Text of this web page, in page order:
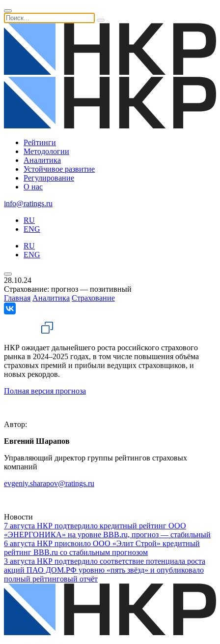
Рейтинги
Методологии
Аналитика
Устойчивое развитие
Регулирование
О нас
info@ratings.ru
RU
ENG
RU
ENG
28.10.24
Страхование: прогноз — позитивный
Главная Аналитика Страхование
НКР ожидает дальнейшего роста российского страхового
рынка в 2024–2025 годах, в том числе повышения объёма
страховых премий и прибыли ведущих страховщиков, и
новых рекордов.
Полная версия прогноза
Автор:
Евгений Шарапов
Управляющий директор группы рейтингов страховых
компаний
evgeniy.sharapov@ratings.ru
Новости
7 августа НКР подтвердило кредитный рейтинг ООО
«ЭНЕРГОНИКА» на уровне BBB.ru, прогноз — стабильный
6 августа НКР присвоило ООО «Элит Строй» кредитный
рейтинг BBB.ru со стабильным прогнозом
3 августа НКР подтвердило соответствие потенциала роста
акций ПАО ДОМ.РФ уровню «пять звёзд» и опубликовало
полный рейтинговый отчёт